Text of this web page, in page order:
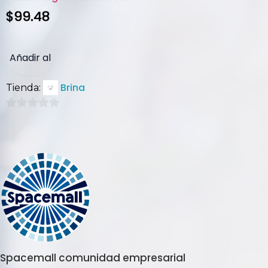
$99.48
Añadir al
carrito
Tienda: Brina
Spacemall comunidad empresarial